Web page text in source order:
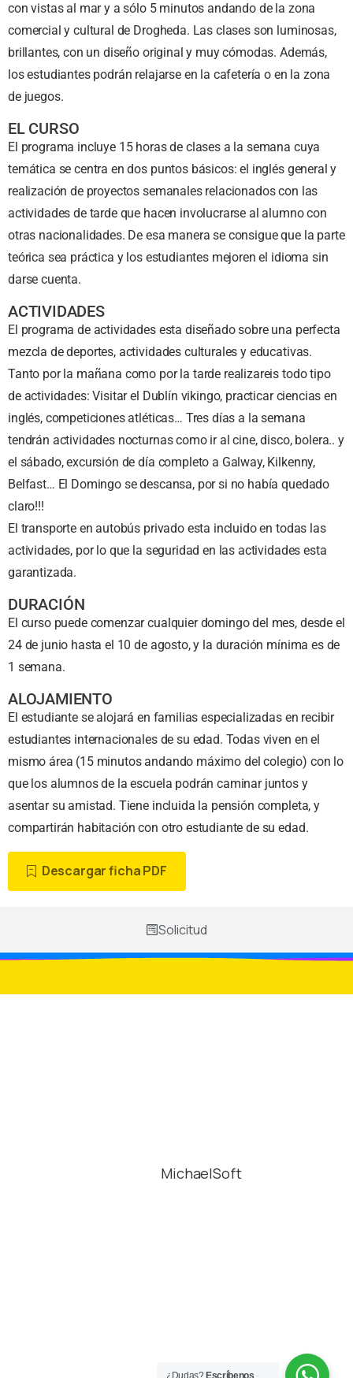
Solicitud
con vistas al mar y a sólo 5 minutos andando de la zona
comercial y cultural de Drogheda. Las clases son luminosas,
brillantes, con un diseño original y muy cómodas. Además,
los estudiantes podrán relajarse en la cafetería o en la zona
de juegos.
EL CURSO
El programa incluye 15 horas de clases a la semana cuya
temática se centra en dos puntos básicos: el inglés general y
realización de proyectos semanales relacionados con las
actividades de tarde que hacen involucrarse al alumno con
otras nacionalidades. De esa manera se consigue que la parte
teórica sea práctica y los estudiantes mejoren el idioma sin
darse cuenta.
ACTIVIDADES
El programa de actividades esta diseñado sobre una perfecta
mezcla de deportes, actividades culturales y educativas.
Tanto por la mañana como por la tarde realizareis todo tipo
de actividades: Visitar el Dublín vikingo, practicar ciencias en
inglés, competiciones atléticas… Tres días a la semana
tendrán actividades nocturnas como ir al cine, disco, bolera.. y
el sábado, excursión de día completo a Galway, Kilkenny,
Belfast… El Domingo se descansa, por si no había quedado
claro!!!
El transporte en autobús privado esta incluido en todas las
actividades, por lo que la seguridad en las actividades esta
garantizada.
DURACIÓN
El curso puede comenzar cualquier domingo del mes, desde el
24 de junio hasta el 10 de agosto, y la duración mínima es de
1 semana.
ALOJAMIENTO
El estudiante se alojará en familias especializadas en recibir
estudiantes internacionales de su edad. Todas viven en el
mismo área (15 minutos andando máximo del colegio) con lo
que los alumnos de la escuela podrán caminar juntos y
asentar su amistad. Tiene incluida la pensión completa, y
compartirán habitación con otro estudiante de su edad.
Descargar ficha PDF
MichaelSoft
¿Dudas? Escríbenos